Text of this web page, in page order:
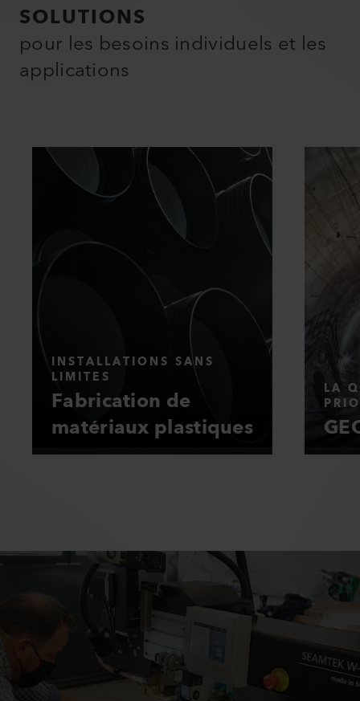
SOLUTIONS
pour les besoins individuels et les
applications
INSTALLATIONS SANS
LIMITES
Fabrication de
matériaux plastiques
LA